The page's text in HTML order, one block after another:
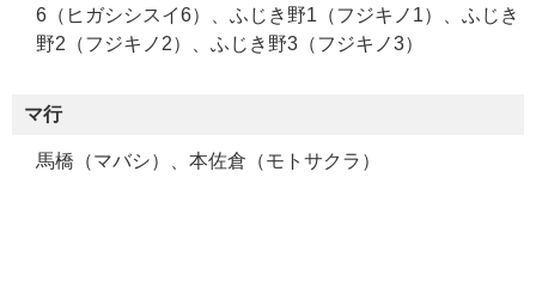
6（ヒガシシスイ6）、ふじき野1（フジキノ1）、ふじき
野2（フジキノ2）、ふじき野3（フジキノ3）
マ行
馬橋（マバシ）、本佐倉（モトサクラ）